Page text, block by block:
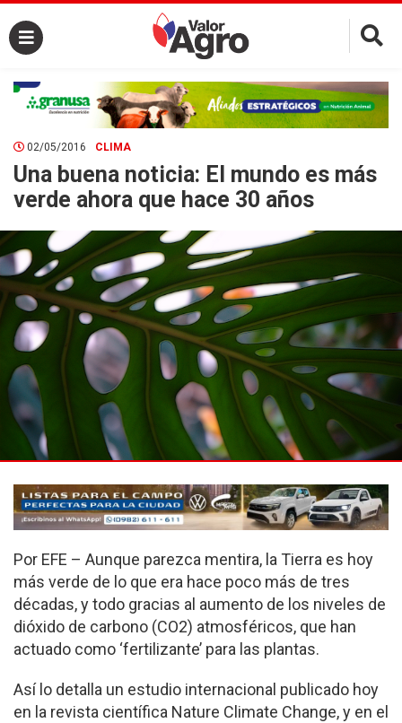
×
02/05/2016 CLIMA
Una buena noticia: El mundo es más
verde ahora que hace 30 años
Por EFE – Aunque parezca mentira, la Tierra es hoy
más verde de lo que era hace poco más de tres
décadas, y todo gracias al aumento de los niveles de
dióxido de carbono (CO2) atmosféricos, que han
actuado como ‘fertilizante’ para las plantas.
Así lo detalla un estudio internacional publicado hoy
en la revista científica Nature Climate Change, y en el